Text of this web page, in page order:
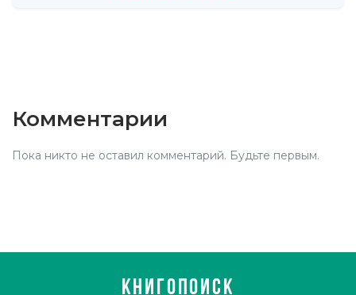
Комментарии
Пока никто не оставил комментарий. Будьте первым.
КНИГОПОИСК